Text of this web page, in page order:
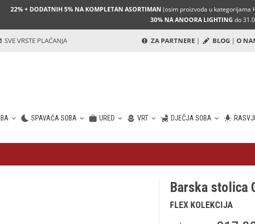
22% + DODATNIH 5% NA KOMPLETAN ASORTIMAN (osim proizvoda u kategorijama
30% NA ANOORA LIGHTING do
SVE VRSTE PLAĆANJA ZA PARTNERE | BLOG | O
SPAVAĆA SOBA URED VRT DJEČJA SOBA
Barska stolica
FLEX KOLEKCIJA